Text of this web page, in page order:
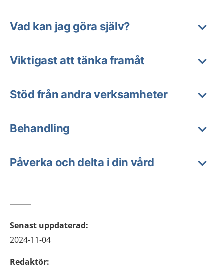
Vad kan jag göra själv?
Viktigast att tänka framåt
Stöd från andra verksamheter
Behandling
Påverka och delta i din vård
Senast uppdaterad:
2024-11-04
Redaktör: